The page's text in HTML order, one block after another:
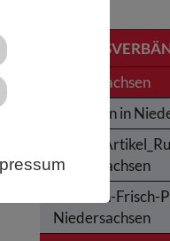
Niedersachsen
Studieren in
Niedersachsen
Karl-von-Frisch-
Niedersachsen